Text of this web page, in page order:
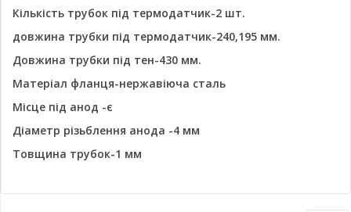
Кількість трубок під термодатчик-2 шт.
довжина трубки під термодатчик-240,195 мм.
Довжина трубки під тен-430 мм.
Матеріал фланця-нержавіюча сталь
Місце під анод -є
Діаметр різьблення анода -4 мм
Товщина трубок-1 мм